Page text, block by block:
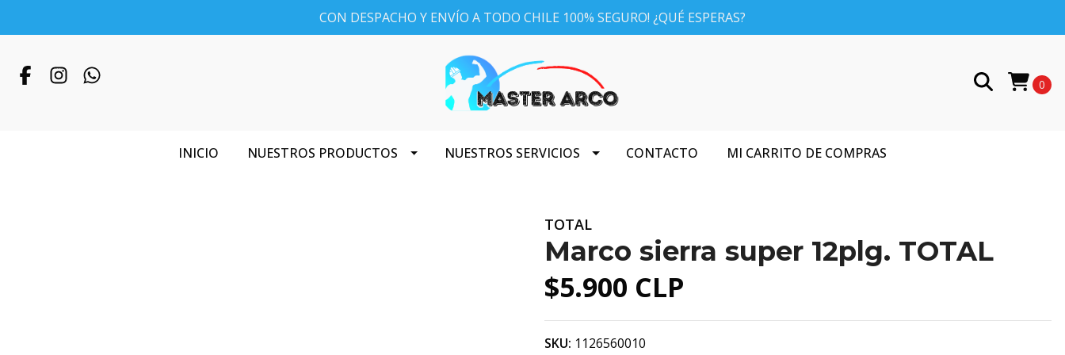
CON DESPACHO Y ENVÍO A TODO CHILE 100% SEGURO! ¿QUÉ ESPERAS?
0
INICIO NUESTROS PRODUCTOS NUESTROS SERVICIOS CONTACTO MI CARRITO DE COMPRAS
TOTAL
Marco sierra super 12plg. TOTAL
$5.900 CLP
SKU: 1126560010